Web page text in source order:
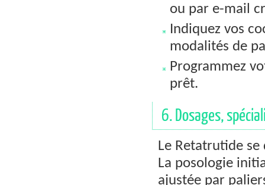
ou par e-mail
Indiquez vos
modalités de
Programmez
prêt.
6. Dosages,
Le Retatrutide
La posologie
ajustée par